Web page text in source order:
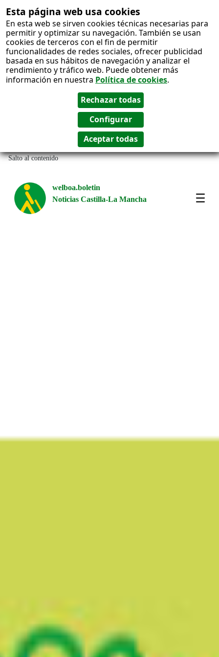
Esta página web usa cookies
En esta web se sirven cookies técnicas necesarias para
permitir y optimizar su navegación. También se usan
cookies de terceros con el fin de permitir
funcionalidades de redes sociales, ofrecer publicidad
basada en sus hábitos de navegación y analizar el
rendimiento y tráfico web. Puede obtener más
información en nuestra Política de cookies.
Salto al contenido
welboa.boletin
Noticias Castilla-La Mancha